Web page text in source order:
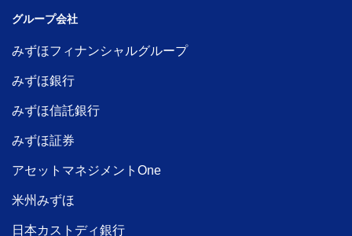
グループ会社
みずほフィナンシャルグループ
みずほ銀行
みずほ信託銀行
みずほ証券
アセットマネジメントOne
米州みずほ
日本カストディ銀行